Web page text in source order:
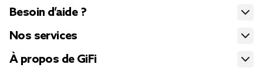
Besoin d’aide ?
Nos services
À propos de GiFi